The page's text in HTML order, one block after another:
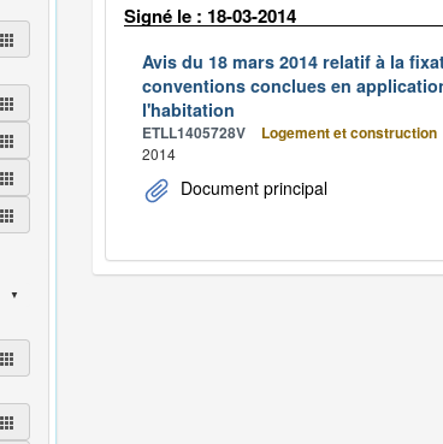
Signé le : 18-03-2014
Avis du 18 mars 2014 relatif à la
conventions conclues en
l'habitation
ETLL1405728V Logement et construction
2014
Document principal